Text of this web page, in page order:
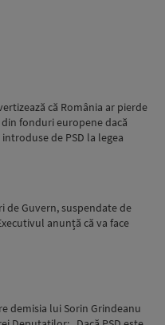
că România ar pierde
fonduri europene dacă
de PSD la legea
de Guvern, suspendate de
anunță că va face
demisia lui Sorin Grindeanu